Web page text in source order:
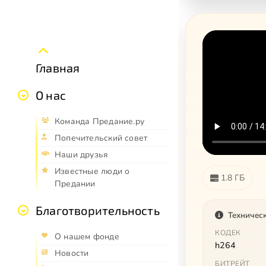
Главная
О нас
Команда Предание.ру
Попечительский совет
Наши друзья
Известные люди о
Предании
Благотворительность
О нашем фонде
Новости
1.8 ГБ
КОДЕК
h264
БИТРЕЙТ